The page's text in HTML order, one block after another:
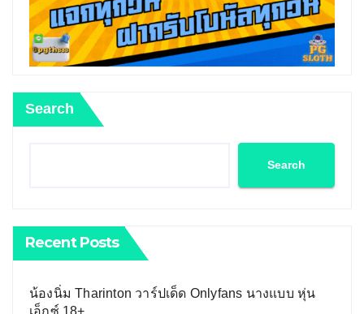
Search
Search
Recent Posts
น้องนิ่ม Tharinton วาร์ปเด็ด Onlyfans นางแบบ หุ่น
เอ็กซ์ 18+